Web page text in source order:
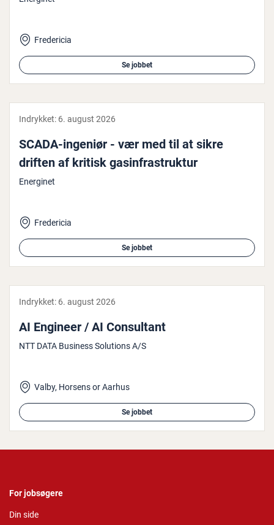
Fredericia
Se jobbet
Indrykket: 6. august 2026
SCADA-ingeniør - vær med til at sikre
driften af kritisk ga­s­in­fra­struk­tur
Energinet
Fredericia
Se jobbet
Indrykket: 6. august 2026
AI Engineer / AI Con­sul­tant
NTT DATA Business Solutions A/S
Valby, Horsens or Aarhus
Se jobbet
For jobsøgere
Din side